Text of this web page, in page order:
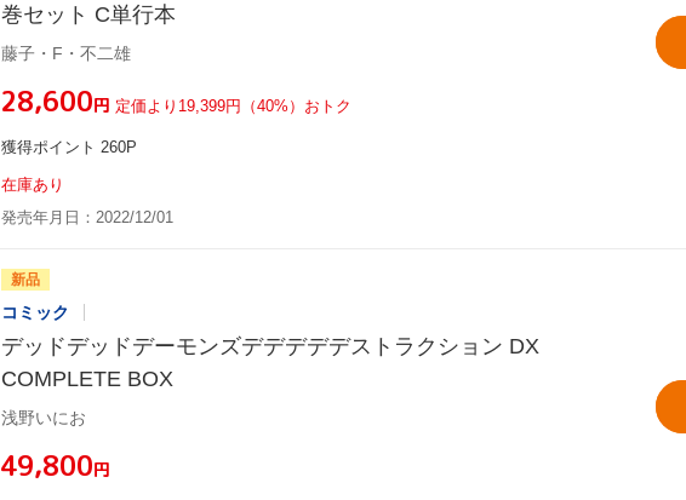
巻セット C単行本
藤子・F・不二雄
¥28,600円 定価より19,399円（40%）おトク
獲得ポイント 260P
在庫あり
発売年月日：2022/12/01
新品
コミック
デッドデッドデーモンズデデデデデストラクション DX
COMPLETE BOX
浅野いにお
¥49,800円